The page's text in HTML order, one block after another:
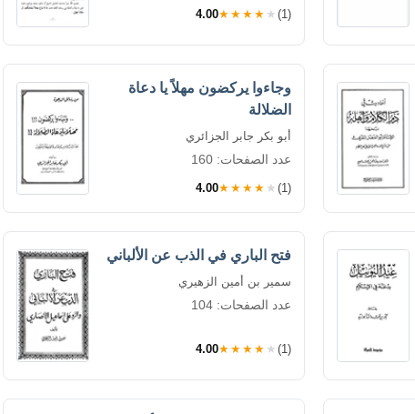
4.00★★★★★ (1)
وجاءوا يركضون مهلاً يا دعاة
الضلالة
أبو بكر جابر الجزائري
عدد الصفحات: 160
4.00★★★★★ (1)
فتح الباري في الذب عن الألباني
سمير بن أمين الزهيري
عدد الصفحات: 104
4.00★★★★★ (1)